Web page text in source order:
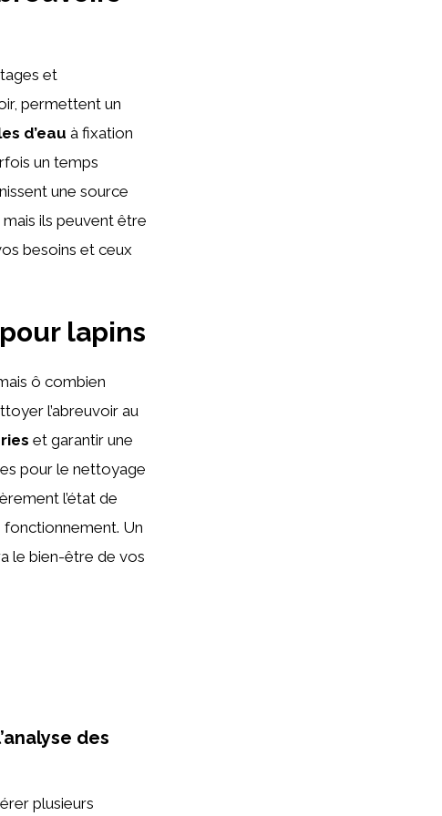
et
permettent un
d’eau à fixation
un temps
une source
ils peuvent être
besoins et ceux
lapins
ô combien
l’abreuvoir au
et garantir une
pour le nettoyage
l’état de
Un
le bien-être de vos
des
plusieurs